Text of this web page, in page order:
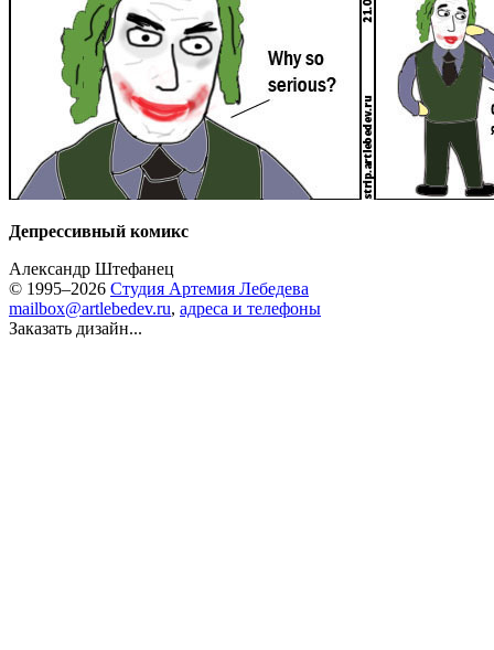
Депрессивный комикс
Александр Штефанец
© 1995–2026 Студия Артемия Лебедева
mailbox@artlebedev.ru, адреса и телефоны
Заказать дизайн...